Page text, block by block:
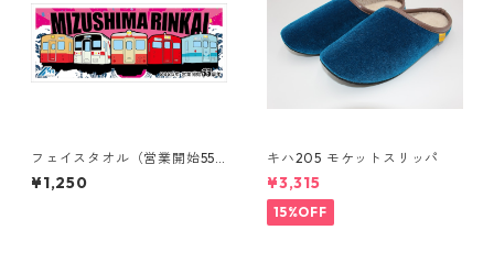
フェイスタオル（営業開始55t
h記念）
¥1,250
キハ205 モケットスリッパ
¥3,315
15%OFF